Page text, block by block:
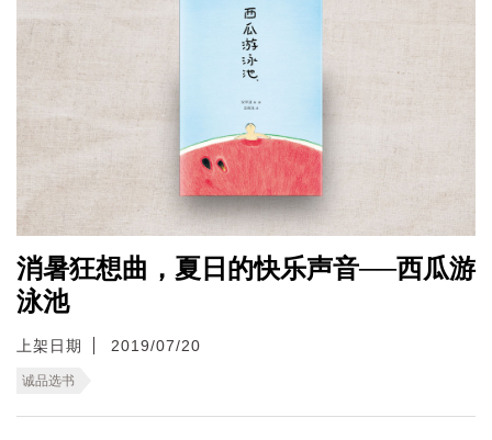
消暑狂想曲，夏日的快乐声音──西瓜游
泳池
上架日期 2019/07/20
诚品选书